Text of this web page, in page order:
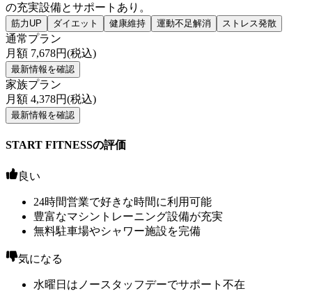
の充実設備とサポートあり。
筋力UP ダイエット 健康維持 運動不足解消 ストレス発散
通常プラン
月額 7,678円(税込)
最新情報を確認
家族プラン
月額 4,378円(税込)
最新情報を確認
START FITNESSの評価
良い
24時間営業で好きな時間に利用可能
豊富なマシントレーニング設備が充実
無料駐車場やシャワー施設を完備
気になる
水曜日はノースタッフデーでサポート不在